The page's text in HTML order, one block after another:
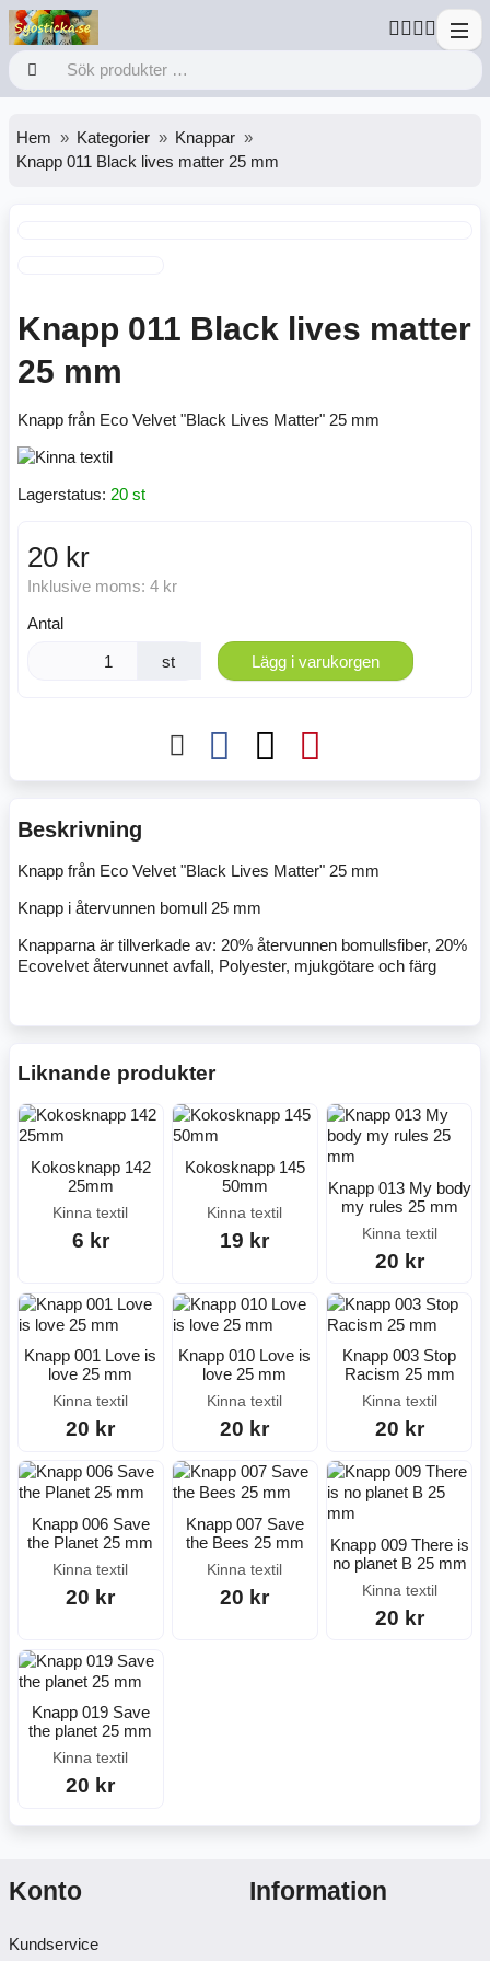
Hem Kategorier
Knappar
Knapp 011 Black lives matter 25 mm
Knapp 011 Black lives matter
25 mm
Knapp från Eco Velvet "Black Lives Matter" 25 mm
Lagerstatus: 20 st
20 kr
Inklusive moms: 4 kr
Antal
st Lägg i varukorgen
Beskrivning
Knapp från Eco Velvet "Black Lives Matter" 25 mm
Knapp i återvunnen bomull 25 mm
Knapparna är tillverkade av: 20% återvunnen bomullsfiber, 20%
Ecovelvet återvunnet avfall, Polyester, mjukgötare och färg
Liknande produkter
Kokosknapp 142
25mm
Kinna textil
6 kr
Kokosknapp 145
50mm
Kinna textil
19 kr
Knapp 013 My body
my rules 25 mm
Kinna textil
20 kr
Knapp 001 Love is
love 25 mm
Kinna textil
20 kr
Knapp 010 Love is
love 25 mm
Kinna textil
20 kr
Knapp 003 Stop
Racism 25 mm
Kinna textil
20 kr
Knapp 006 Save
the Planet 25 mm
Kinna textil
20 kr
Knapp 007 Save
the Bees 25 mm
Kinna textil
20 kr
Knapp 009 There is
no planet B 25 mm
Kinna textil
20 kr
Knapp 019 Save
the planet 25 mm
Kinna textil
20 kr
Konto
Kundservice
Information